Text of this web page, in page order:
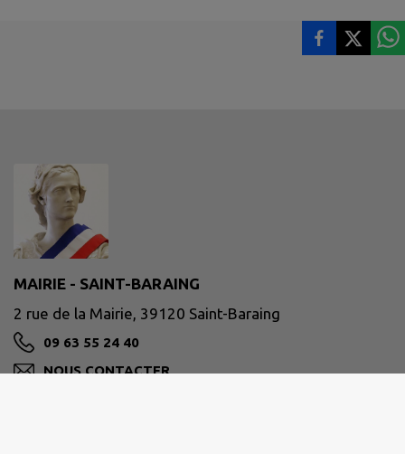
MAIRIE - SAINT-BARAING
2 rue de la Mairie, 39120 Saint-Baraing
09 63 55 24 40
NOUS CONTACTER